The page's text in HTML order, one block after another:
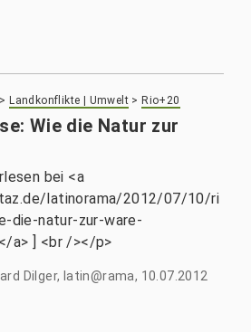
> Landkonflikte | Umwelt > Rio+20
Wie die Natur zur
bei <a
latinorama/2012/07/10/ri
die-natur-zur-ware-
a> ] <br /></p>
Dilger, latin@rama, 10.07.2012